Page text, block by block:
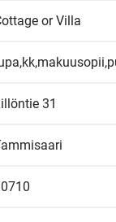
or Villa
31